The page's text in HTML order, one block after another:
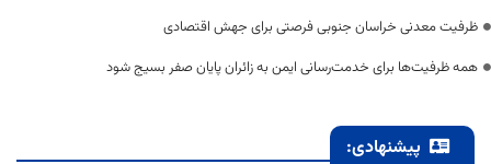
ظرفیت معدنی خراسان جنوبی فرصتی برای جهش اقتصادی
همه ظرفیت‌ها برای خدمت‌رسانی ایمن به زائران پایان صفر بسیج شود
پیشنهادی: